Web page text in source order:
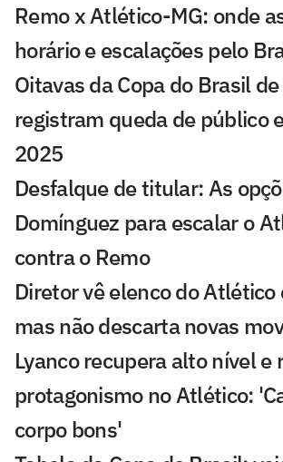
Remo x Atlético-MG: onde
horário e escalações pelo
Oitavas da Copa do Brasil
registram queda de público
2025
Desfalque de titular: As
Domínguez para escalar o
contra o Remo
Diretor vê elenco do
mas não descarta novas
Lyanco recupera alto nível e
protagonismo no Atlético:
corpo bons'